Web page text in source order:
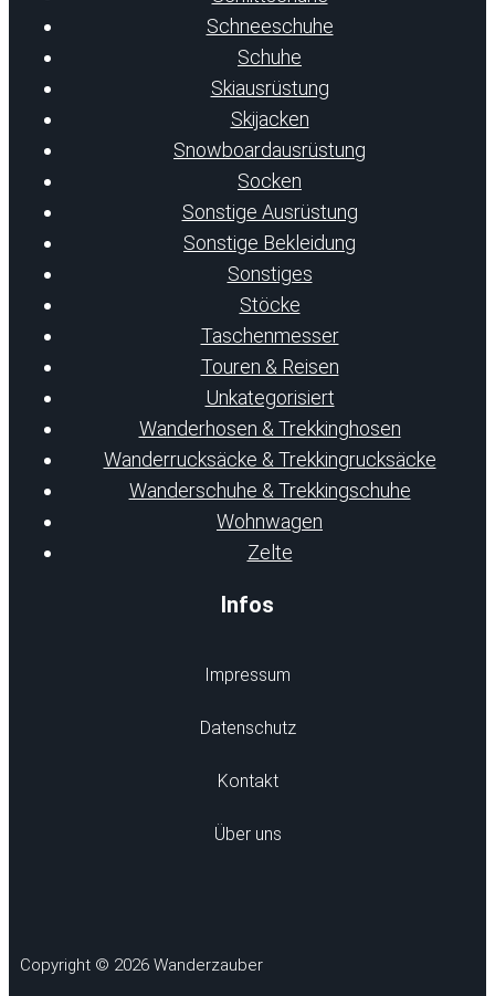
Schneeschuhe
Schuhe
Skiausrüstung
Skijacken
Snowboardausrüstung
Socken
Sonstige Ausrüstung
Sonstige Bekleidung
Sonstiges
Stöcke
Taschenmesser
Touren & Reisen
Unkategorisiert
Wanderhosen & Trekkinghosen
Wanderrucksäcke & Trekkingrucksäcke
Wanderschuhe & Trekkingschuhe
Wohnwagen
Zelte
Infos
Impressum
Datenschutz
Kontakt
Über uns
Copyright © 2026 Wanderzauber